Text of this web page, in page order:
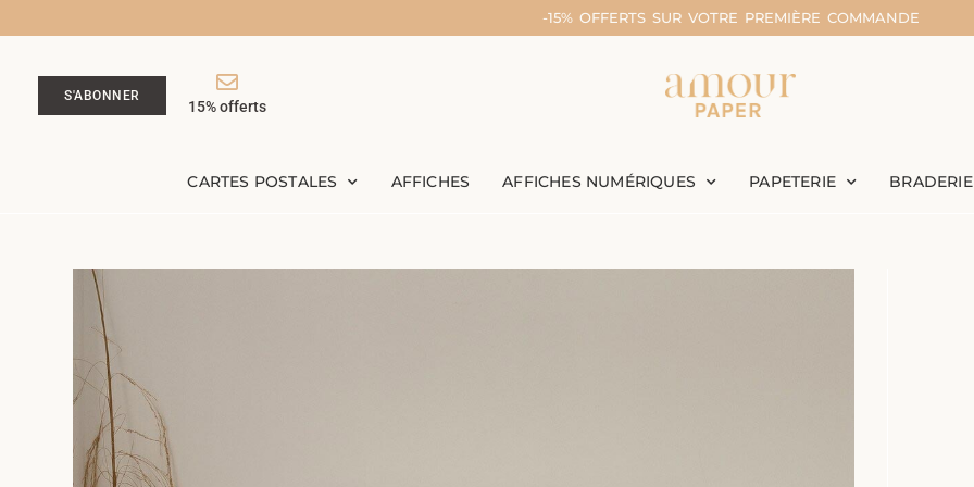
-15% OFFERTS SUR VOTRE PREMIÈRE COMMANDE
S'ABONNER
15% offerts
CARTES POSTALES AFFICHES AFFICHES NUMÉRIQUES PAPETERIE BRADERIE